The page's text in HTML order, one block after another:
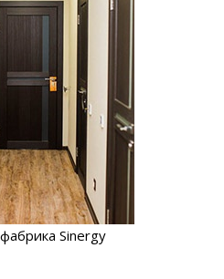
Sinergy